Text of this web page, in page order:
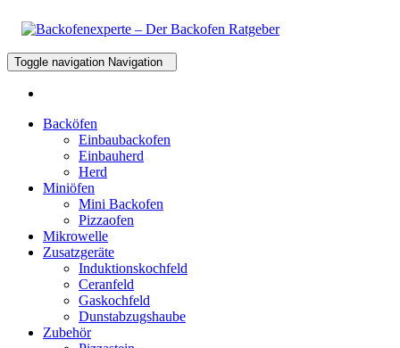
Toggle navigation Navigation
Backöfen
Einbaubackofen
Einbauherd
Herd
Miniöfen
Mini Backofen
Pizzaofen
Mikrowelle
Zusatzgeräte
Induktionskochfeld
Ceranfeld
Gaskochfeld
Dunstabzugshaube
Zubehör